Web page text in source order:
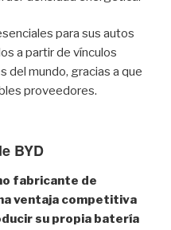
para sus autos
a partir de vínculos
del mundo, gracias a que
proveedores.
BYD
fabricante de
ventaja competitiva
su propia batería